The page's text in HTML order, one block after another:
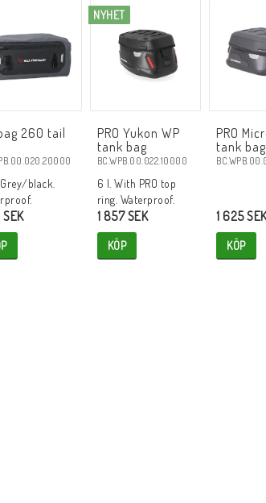
260 tail
black.
NYHET
PRO Yukon WP
tank bag
BC.WPB.00.022.10000
6 l. With PRO top
ring. Waterproof.
1 857 SEK
KÖP
PRO
tank bag
1 625
KÖP